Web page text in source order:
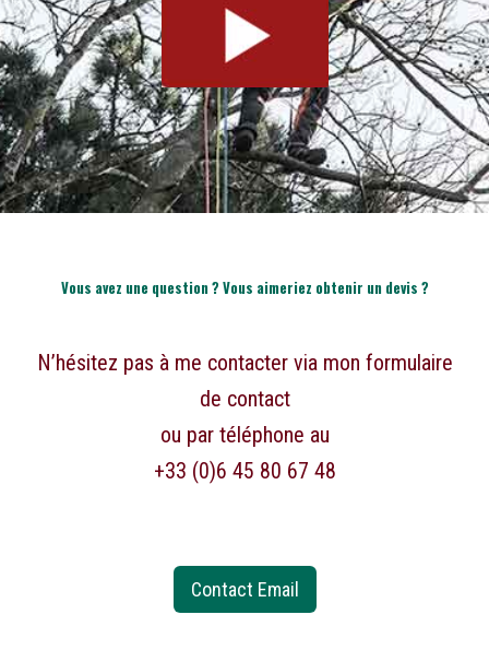
Vous avez une question ? Vous aimeriez obtenir un devis ?
N’hésitez pas à me contacter via mon formulaire
de contact
ou par téléphone au
+33 (0)6 45 80 67 48
Contact Email